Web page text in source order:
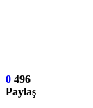
0 496
Paylaş